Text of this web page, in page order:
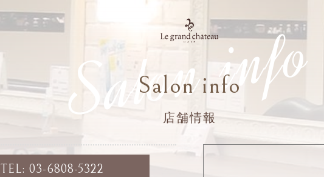
Salon info
Salon info
店舗情報
TEL: 03-6808-5322